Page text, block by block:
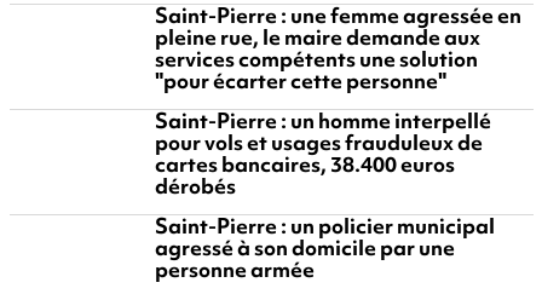
Saint-Pierre : une femme agressée en
pleine rue, le maire demande aux
services compétents une solution
"pour écarter cette personne"
Saint-Pierre : un homme interpellé
pour vols et usages frauduleux de
cartes bancaires, 38.400 euros
dérobés
Saint-Pierre : un policier municipal
agressé à son domicile par une
personne armée